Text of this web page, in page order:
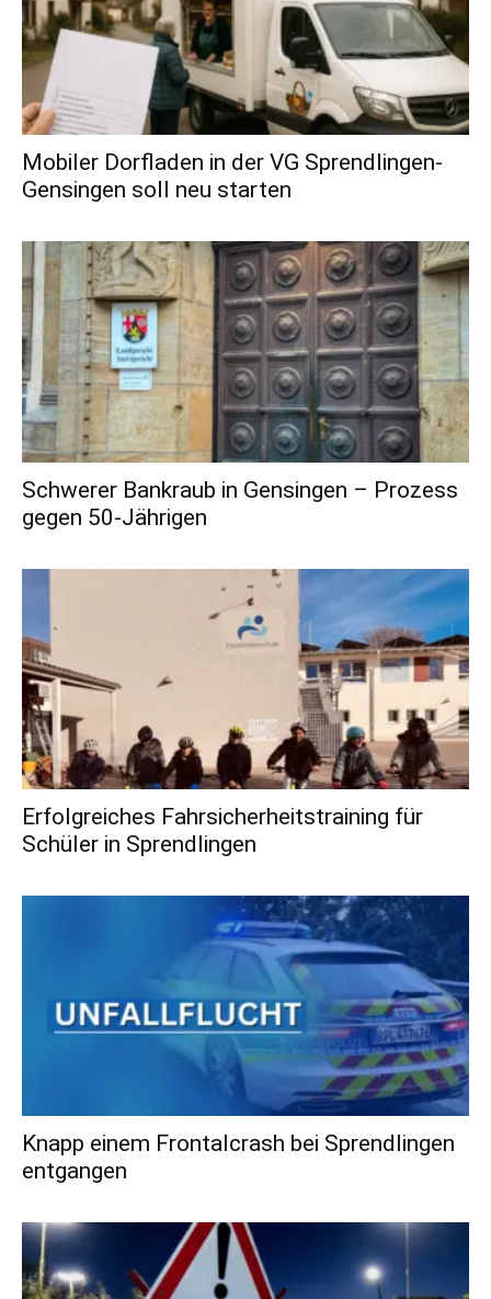
Mobiler Dorfladen in der VG Sprendlingen-
Gensingen soll neu starten
Schwerer Bankraub in Gensingen – Prozess
gegen 50-Jährigen
Erfolgreiches Fahrsicherheitstraining für
Schüler in Sprendlingen
Knapp einem Frontalcrash bei Sprendlingen
entgangen